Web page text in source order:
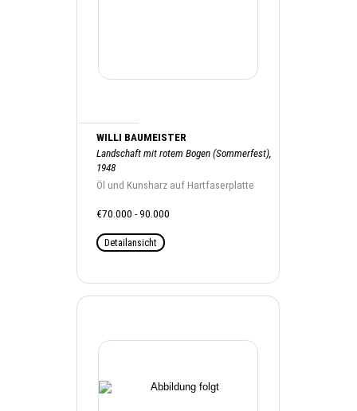
WILLI BAUMEISTER
Landschaft mit rotem Bogen (Sommerfest),
1948
Öl und Kunsharz auf Hartfaserplatte
€70.000 - 90.000
Detailansicht